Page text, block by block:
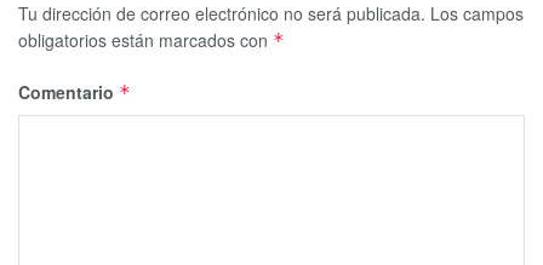
Tu dirección de correo electrónico no será publicada. Los campos
obligatorios están marcados con *
Comentario *